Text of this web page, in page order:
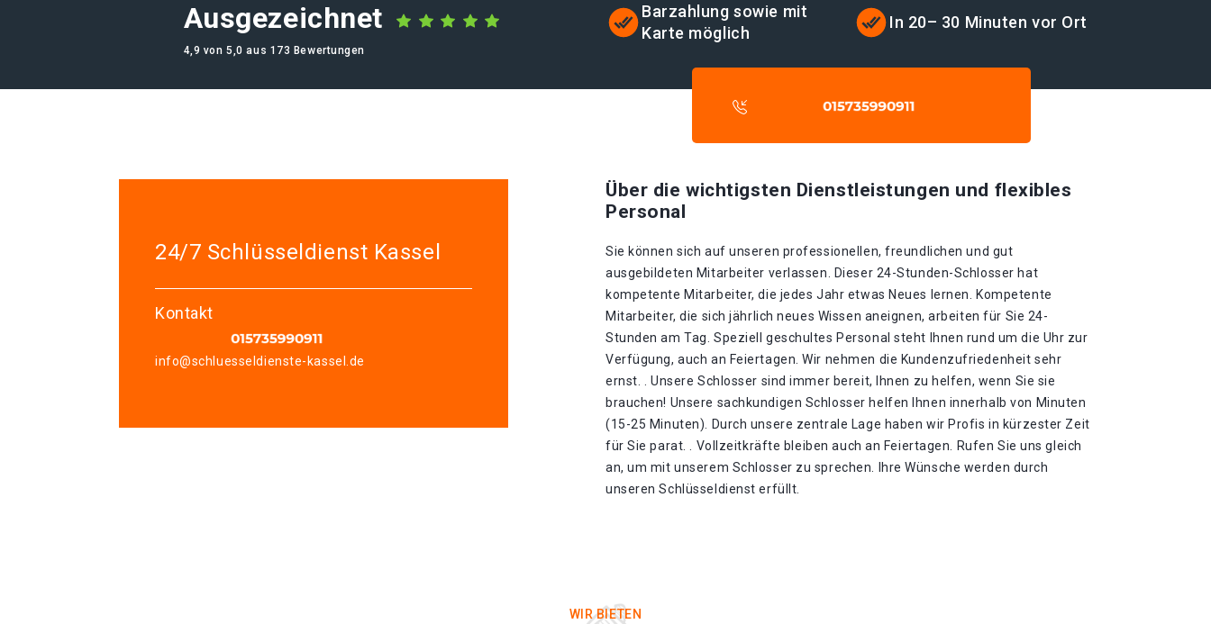
Ausgezeichnet
4,9 von 5,0 aus 173 Bewertungen
Barzahlung sowie mit
Karte möglich
In 20– 30 Minuten vor Ort
24/7 Schlüsseldienst Kassel
Kontakt
info@schluesseldienste-kassel.de
Über die wichtigsten Dienstleistungen und flexibles
Personal
Sie können sich auf unseren professionellen, freundlichen und gut
ausgebildeten Mitarbeiter verlassen. Dieser 24-Stunden-Schlosser hat
kompetente Mitarbeiter, die jedes Jahr etwas Neues lernen. Kompetente
Mitarbeiter, die sich jährlich neues Wissen aneignen, arbeiten für Sie 24-
Stunden am Tag. Speziell geschultes Personal steht Ihnen rund um die Uhr zur
Verfügung, auch an Feiertagen. Wir nehmen die Kundenzufriedenheit sehr
ernst. . Unsere Schlosser sind immer bereit, Ihnen zu helfen, wenn Sie sie
brauchen! Unsere sachkundigen Schlosser helfen Ihnen innerhalb von Minuten
(15-25 Minuten). Durch unsere zentrale Lage haben wir Profis in kürzester Zeit
für Sie parat. . Vollzeitkräfte bleiben auch an Feiertagen. Rufen Sie uns gleich
an, um mit unserem Schlosser zu sprechen. Ihre Wünsche werden durch
unseren Schlüsseldienst erfüllt.
WIR BIETEN